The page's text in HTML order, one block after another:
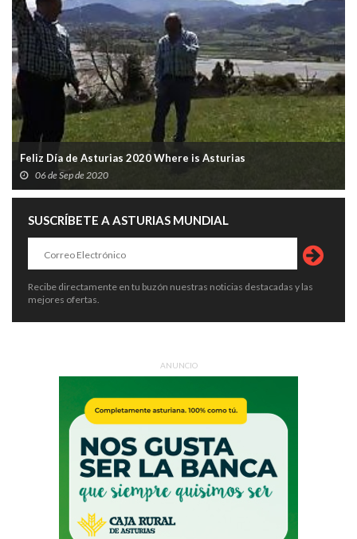
Feliz Día de Asturias 2020 Where is Asturias
06 de Sep de 2020
SUSCRÍBETE A ASTURIAS MUNDIAL
Recibe directamente en tu buzón nuestras noticias destacadas y las
mejores ofertas.
ANUNCIO